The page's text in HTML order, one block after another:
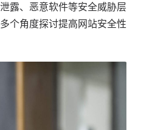
露、恶意软件等安全威胁层
个角度探讨提高网站安全性